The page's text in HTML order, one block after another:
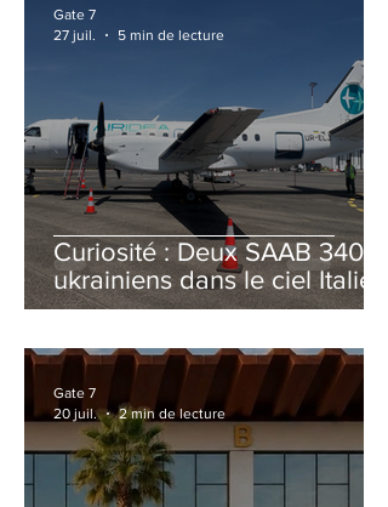
Curiosité : Deux SAAB 340B
ukrainiens dans le ciel Italien
cet été
Gate 7
27 juil.
5 min de lecture
Gate 7
20 juil.
2 min de lecture